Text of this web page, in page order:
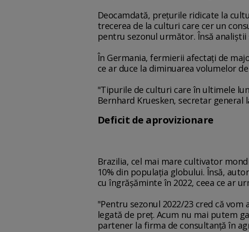
Deocamdată, preţurile ridicate la
trecerea de la culturi care cer un
pentru sezonul următor. Însă
În Germania, fermierii afectaţi de
ce ar duce la diminuarea volumelor
"Tipurile de culturi care în ultimele
Bernhard Kruesken, secretar general
Deficit de aprovizionare
Brazilia, cel mai mare cultivator
10% din populaţia globului. Însă,
cu îngrăşăminte în 2022, ceea ce ar
"Pentru sezonul 2022/23 cred că
legată de preţ. Acum nu mai putem
partener la firma de consultanţă în